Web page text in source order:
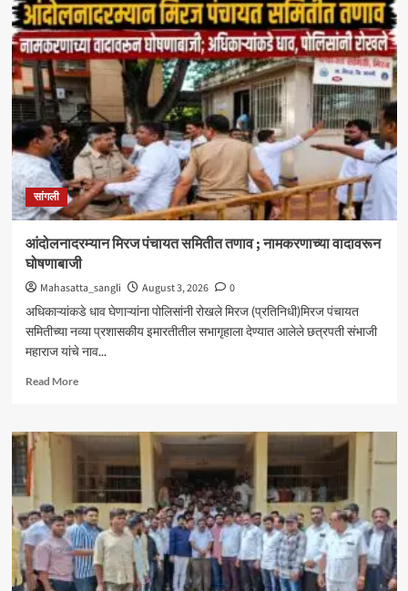
आरोग्य
योजनेत
सिनर्जी
हॉस्पिटलचा
समावेश
;
दक्षिण
महाराष्ट्रातील
CGHS
लाभार्थ्यांना
मोठा
दिलासा
सांगली
आंदोलनादरम्यान मिरज पंचायत समितीत तणाव ; नामकरणाच्या वादावरून
घोषणाबाजी
Mahasatta_sangli August 3, 2026
0
अधिकाऱ्यांकडे धाव घेणाऱ्यांना पोलिसांनी रोखले मिरज (प्रतिनिधी)मिरज पंचायत
समितीच्या नव्या प्रशासकीय इमारतीतील सभागृहाला देण्यात आलेले छत्रपती संभाजी
महाराज यांचे नाव...
Read MoreRead
आंदोलनादरम्यान
पंचायत
समितीत
तणाव
;
नामकरणाच्या
वादावरून
घोषणाबाजी